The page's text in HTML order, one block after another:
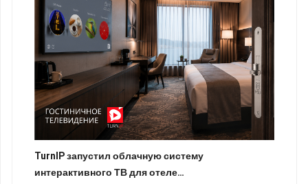
TurnIP запустил облачную систему
интерактивного ТВ для отеле…